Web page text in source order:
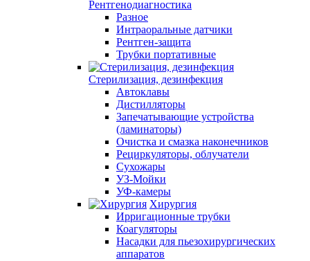
Рентгенодиагностика
Разное
Интраоральные датчики
Рентген-защита
Трубки портативные
Стерилизация, дезинфекция
Автоклавы
Дистилляторы
Запечатывающие устройства
(ламинаторы)
Очистка и смазка наконечников
Рециркуляторы, облучатели
Сухожары
УЗ-Мойки
УФ-камеры
Хирургия
Ирригационные трубки
Коагуляторы
Насадки для пьезохирургических
аппаратов